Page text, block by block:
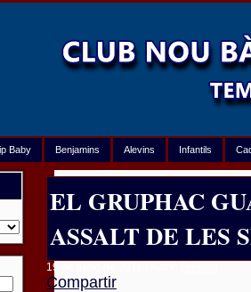
Baby Benjamins Alevins Infantils
EL GRUPHAC
ASSALT DE LES
19 de junio de 2011 | Autor:
Compartir